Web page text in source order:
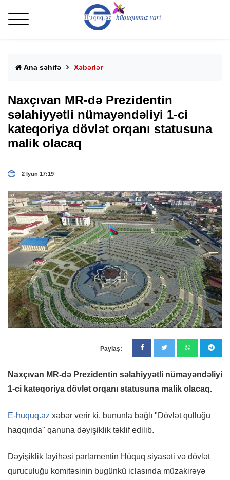
Ana səhifə Xəbərlər
Naxçıvan MR-də Prezidentin
səlahiyyətli nümayəndəliyi 1-ci
kateqoriya dövlət orqanı statusuna
malik olacaq
2 İyun 17:19
Paylaş:
Naxçıvan MR-də Prezidentin səlahiyyətli nümayəndəliyi
1-ci kateqoriya dövlət orqanı statusuna malik olacaq.
E-huquq.az xəbər verir ki, bununla bağlı "Dövlət qulluğu
haqqında" qanuna dəyişiklik təklif edilib.
Dəyişiklik layihəsi parlamentin Hüquq siyasəti və dövlət
quruculuğu komitəsinin bugünkü iclasında müzakirəyə